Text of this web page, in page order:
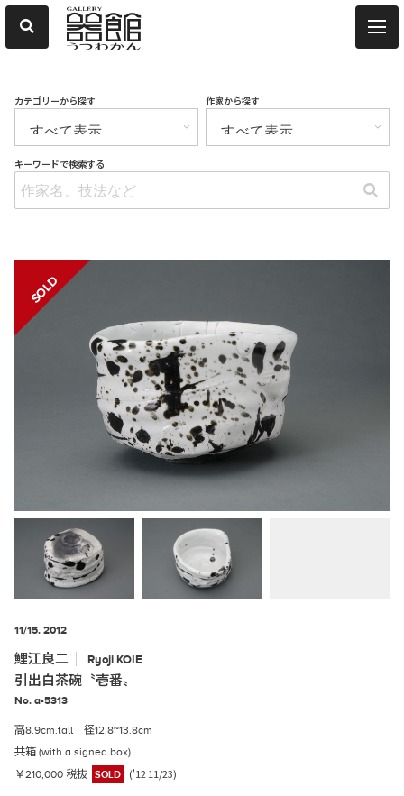
カテゴリーから探す 作家から探す
キーワードで検索する
11/15. 2012
鯉江良二 Ryoji KOIE
引出白茶碗〝壱番〟
No. a-5313
高8.9cm.tall 径12.8~13.8cm
共箱 (with a signed box)
￥210,000 税抜
SOLD ('12 11/23)